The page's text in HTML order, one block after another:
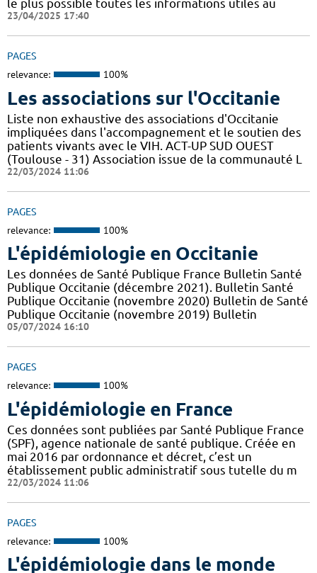
le plus possible toutes les informations utiles au
23/04/2025 17:40
PAGES
relevance: 100%
Les associations sur l'Occitanie
Liste non exhaustive des associations d'Occitanie
impliquées dans l'accompagnement et le soutien des
patients vivants avec le VIH. ACT-UP SUD OUEST
(Toulouse - 31) Association issue de la communauté L
22/03/2024 11:06
PAGES
relevance: 100%
L'épidémiologie en Occitanie
Les données de Santé Publique France Bulletin Santé
Publique Occitanie (décembre 2021). Bulletin Santé
Publique Occitanie (novembre 2020) Bulletin de Santé
Publique Occitanie (novembre 2019) Bulletin
05/07/2024 16:10
PAGES
relevance: 100%
L'épidémiologie en France
Ces données sont publiées par Santé Publique France
(SPF), agence nationale de santé publique. Créée en
mai 2016 par ordonnance et décret, c’est un
établissement public administratif sous tutelle du m
22/03/2024 11:06
PAGES
relevance: 100%
L'épidémiologie dans le monde